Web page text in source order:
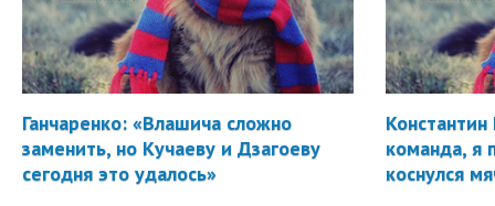
Ганчаренко: «Влашича сложно
заменить, но Кучаеву и Дзагоеву
сегодня это удалось»
Константин
команда, я
коснулся